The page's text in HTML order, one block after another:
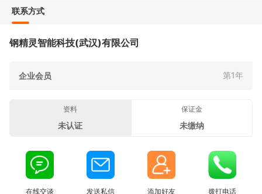
联系方式
钢精灵智能科技(武汉)有限公司
企业会员 第1年
资料
未认证
保证金
未缴纳
在线交谈 发送私信 添加好友 拨打电话